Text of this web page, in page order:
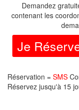
Demandez
contenant les
Je
Réservation = SMS
Réservez jusqu'à 15